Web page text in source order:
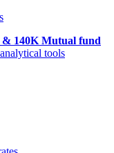
& 140K Mutual fund
tools